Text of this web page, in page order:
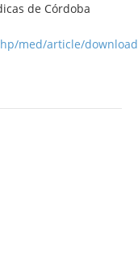
de Córdoba
med/article/